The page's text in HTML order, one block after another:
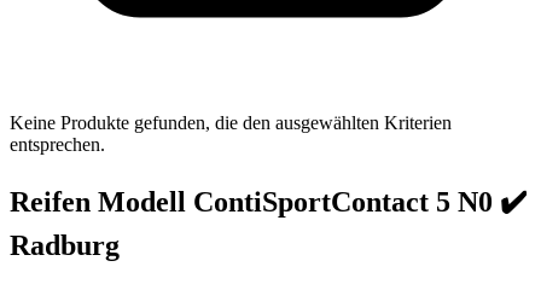
Keine Produkte gefunden, die den ausgewählten Kriterien
entsprechen.
Reifen Modell ContiSportContact 5 N0 ✔️
Radburg